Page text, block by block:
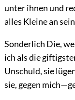
unter ihnen und
alles Kleine an
Sonderlich Die,
ich als die
Unschuld, sie
sie, gegen